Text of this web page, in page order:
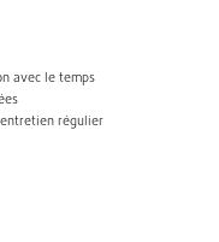
avec le temps
régulier